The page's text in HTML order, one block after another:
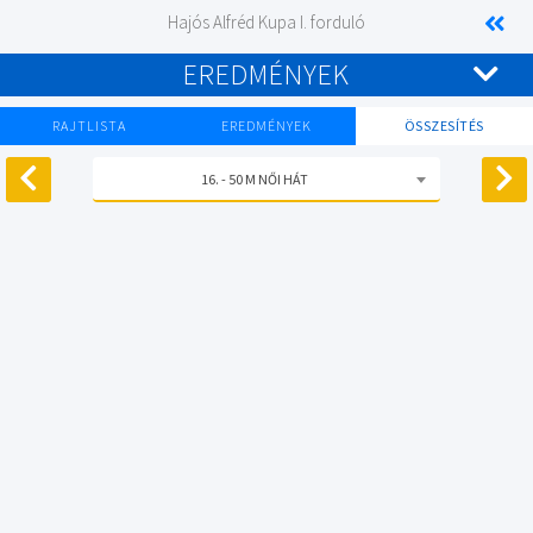
Hajós Alfréd Kupa I. forduló
EREDMÉNYEK
RAJTLISTA EREDMÉNYEK ÖSSZESÍTÉS
16. - 50 M NŐI HÁT